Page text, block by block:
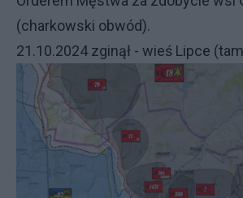
(charkowski obwód).
21.10.2024 zginął - wieś Lipce